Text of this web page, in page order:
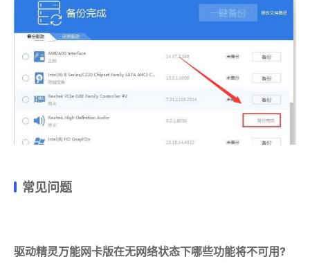
常见问题
驱动精灵万能网卡版在无网络状态下哪些功能将不可用?